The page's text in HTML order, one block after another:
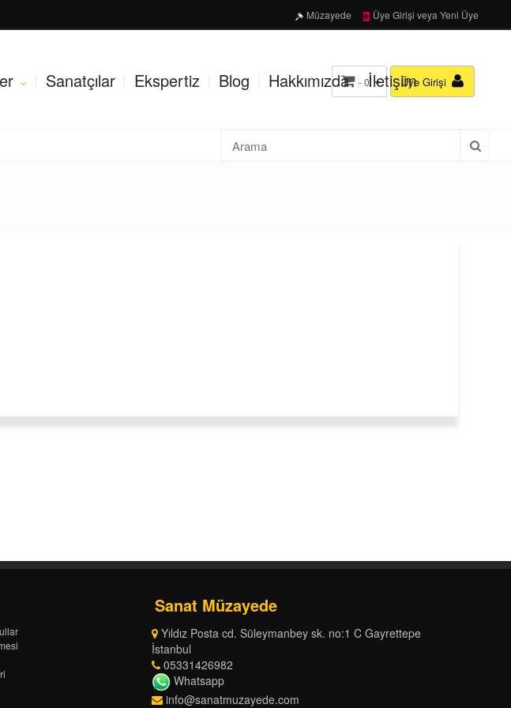
Müzayede Üye Girişi veya Yeni Üye
Sanatçılar Ekspertiz Blog Hakkımızda İletişim
- 0 Üye Girişi
Sanat Müzayede
Yıldız Posta cd. Süleymanbey sk. no:1 C Gayrettepe
İstanbul
05331426982
Whatsapp
info@sanatmuzayede.com